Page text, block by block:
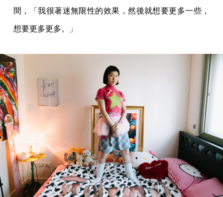
間，「我很著迷無限性的效果，然後就想要更多一些，
想要更多更多。」